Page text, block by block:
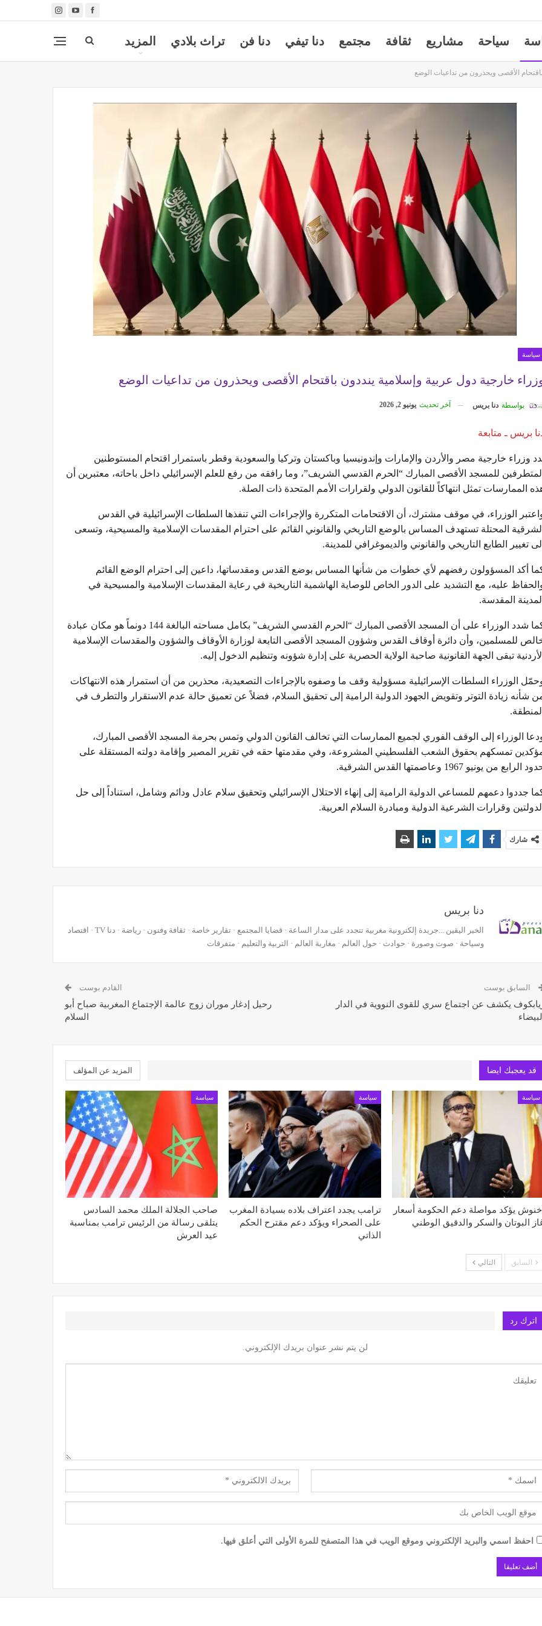
سياحة مشاريع ثقافة مجتمع دنا تيفي دنا فن تراث بلادي المزيد
الأقصى ويحذرون من تداعيات الوضع
سياسة
خارجية دول عربية وإسلامية ينددون باقتحام الأقصى ويحذرون من تداعيات الوضع
بواسطة دنا بريس آخر تحديث يونيو 2, 2026
بريس ـ متابعة
وزراء خارجية مصر والأردن والإمارات وإندونيسيا وباكستان وتركيا والسعودية وقطر باستمرار اقتحام المستوطنين
للمسجد الأقصى المبارك “الحرم القدسي الشريف”، وما رافقه من رفع للعلم الإسرائيلي داخل باحاته، معتبرين أن
الممارسات تمثل انتهاكاً للقانون الدولي ولقرارات الأمم المتحدة ذات الصلة.
الوزراء، في موقف مشترك، أن الاقتحامات المتكررة والإجراءات التي تنفذها السلطات الإسرائيلية في القدس
المحتلة تستهدف المساس بالوضع التاريخي والقانوني القائم على احترام المقدسات الإسلامية والمسيحية، وتسعى
تغيير الطابع التاريخي والقانوني والديموغرافي للمدينة.
أكد المسؤولون رفضهم لأي خطوات من شأنها المساس بوضع القدس ومقدساتها، داعين إلى احترام الوضع القائم
عليه، مع التشديد على الدور الخاص للوصاية الهاشمية التاريخية في رعاية المقدسات الإسلامية والمسيحية في
المقدسة.
كما شدد الوزراء على أن المسجد الأقصى المبارك “الحرم القدسي الشريف” بكامل مساحته البالغة 144 دونماً هو مكان عبادة
للمسلمين، وأن دائرة أوقاف القدس وشؤون المسجد الأقصى التابعة لوزارة الأوقاف والشؤون والمقدسات الإسلامية
تبقى الجهة القانونية صاحبة الولاية الحصرية على إدارة شؤونه وتنظيم الدخول إليه.
الوزراء السلطات الإسرائيلية مسؤولية وقف ما وصفوه بالإجراءات التصعيدية، محذرين من أن استمرار هذه الانتهاكات
شأنه زيادة التوتر وتقويض الجهود الدولية الرامية إلى تحقيق السلام، فضلاً عن تعميق حالة عدم الاستقرار والتطرف في
الوزراء إلى الوقف الفوري لجميع الممارسات التي تخالف القانون الدولي وتمس بحرمة المسجد الأقصى المبارك،
تمسكهم بحقوق الشعب الفلسطيني المشروعة، وفي مقدمتها حقه في تقرير المصير وإقامة دولته المستقلة على
الرابع من يونيو 1967 وعاصمتها القدس الشرقية.
جددوا دعمهم للمساعي الدولية الرامية إلى إنهاء الاحتلال الإسرائيلي وتحقيق سلام عادل ودائم وشامل، استناداً إلى حل
وقرارات الشرعية الدولية ومبادرة السلام العربية.
شارك
دنا بريس
الخبر اليقين ...جريدة إلكترونية مغربية تتجدد على مدار الساعة · قضايا المجتمع · تقارير خاصة · ثقافة وفنون · رياضة · دنا TV · اقتصاد
وسياحة · صوت وصورة · حوادث · حول العالم · مغاربة العالم · التربية والتعليم · متفرقات
السابق بوست
يكشف عن اجتماع سري للقوى النووية في الدار
القادم بوست
رحيل إدغار موران زوج عالمة الإجتماع المغربية صباح أبو
السلام
قد يعجبك ايضا المزيد عن المؤلف
سياسة
يؤكد مواصلة دعم الحكومة أسعار
البوتان والسكر والدقيق الوطني
سياسة
ترامب يجدد اعتراف بلاده بسيادة المغرب
على الصحراء ويؤكد دعم مقترح الحكم
الذاتي
سياسة
صاحب الجلالة الملك محمد السادس
يتلقى رسالة من الرئيس ترامب بمناسبة
عيد العرش
السابق التالي
اترك رد
لن يتم نشر عنوان بريدك الإلكتروني.
احفظ اسمي والبريد الإلكتروني وموقع الويب في هذا المتصفح للمرة الأولى التي أعلق فيها.